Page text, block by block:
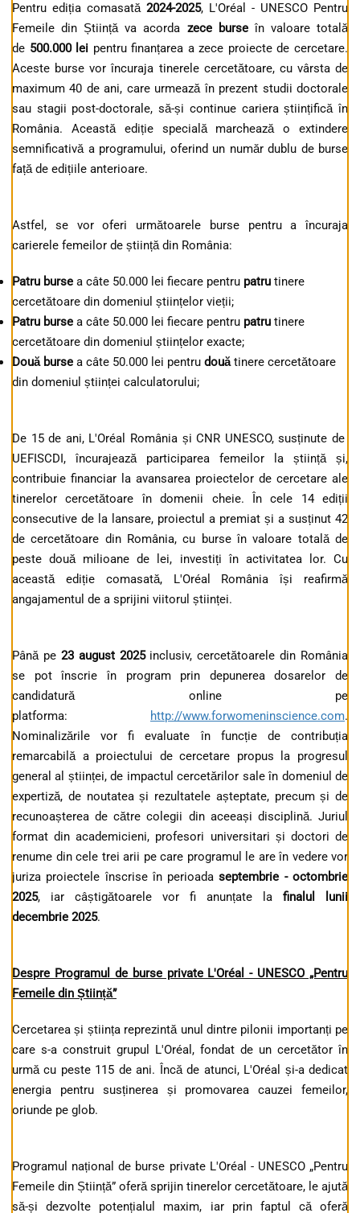
Pentru ediția comasată 2024-2025, L'Oréal - UNESCO Pentru
Femeile din Știință va acorda zece burseîn valoare totală
de 500.000 lei pentru finanțarea a zece proiecte de cercetare.
Aceste burse vor încuraja tinerele cercetătoare, cu vârsta de
maximum 40 de ani, care urmează în prezent studii doctorale
sau stagii post-doctorale, să-și continue cariera științifică în
România. Această ediție specială marchează o extindere
semnificativă a programului, oferind un număr dublu de burse
față de edițiile anterioare.
Astfel, se vor oferi următoarele burse pentru a încuraja
carierele femeilor de știință din România:
Patru burse a câte 50.000 lei fiecare pentru patru tinere
cercetătoare din domeniul științelor vieții;
Patru burse a câte 50.000 lei fiecare pentru patru tinere
cercetătoare din domeniul științelor exacte;
Două burse a câte 50.000 lei pentru douătinere cercetătoare
din domeniul științei calculatorului;
De 15 de ani, L'Oréal România și CNR UNESCO, susținute de
UEFISCDI, încurajează participarea femeilor la știință și,
contribuie financiar la avansarea proiectelor de cercetare ale
tinerelor cercetătoare în domenii cheie. În cele 14 ediții
consecutive de la lansare, proiectul a premiat și a susținut 42
de cercetătoare din România, cu burse în valoare totală de
peste două milioane de lei, investiți în activitatea lor. Cu
această ediție comasată, L'Oréal România își reafirmă
angajamentul de a sprijini viitorul științei.
Până pe 23 august 2025inclusiv, cercetătoarele din România
se pot înscrie în program prin depunerea dosarelor de
candidatură online pe
platforma:
http://www.forwomeninscience.com.
Nominalizările vor fi evaluate în funcție de contribuția
remarcabilă a proiectului de cercetare propus la progresul
general al științei, de impactul cercetărilor sale în domeniul de
expertiză, de noutatea și rezultatele așteptate, precum și de
recunoașterea de către colegii din aceeași disciplină. Juriul
format din academicieni, profesori universitari și doctori de
renume din cele trei arii pe care programul le are în vedere vor
juriza proiectele înscrise în perioadaseptembrie - octombrie
2025, iar câștigătoarele vor fi anunțate la finalul lunii
decembrie 2025.
Despre Programul de burse private L'Oréal - UNESCO „Pentru
Femeile din Știință”
Cercetarea și știința reprezintă unul dintre pilonii importanți pe
care s-a construit grupul L'Oréal, fondat de un cercetător în
urmă cu peste 115 de ani. Încă de atunci, L'Oréal și-a dedicat
energia pentru susținerea și promovarea cauzei femeilor,
oriunde pe glob.
Programul național de burse private L'Oréal - UNESCO „Pentru
Femeile din Știință” oferă sprijin tinerelor cercetătoare, le ajută
să-și dezvolte potențialul maxim, iar prin faptul că oferă